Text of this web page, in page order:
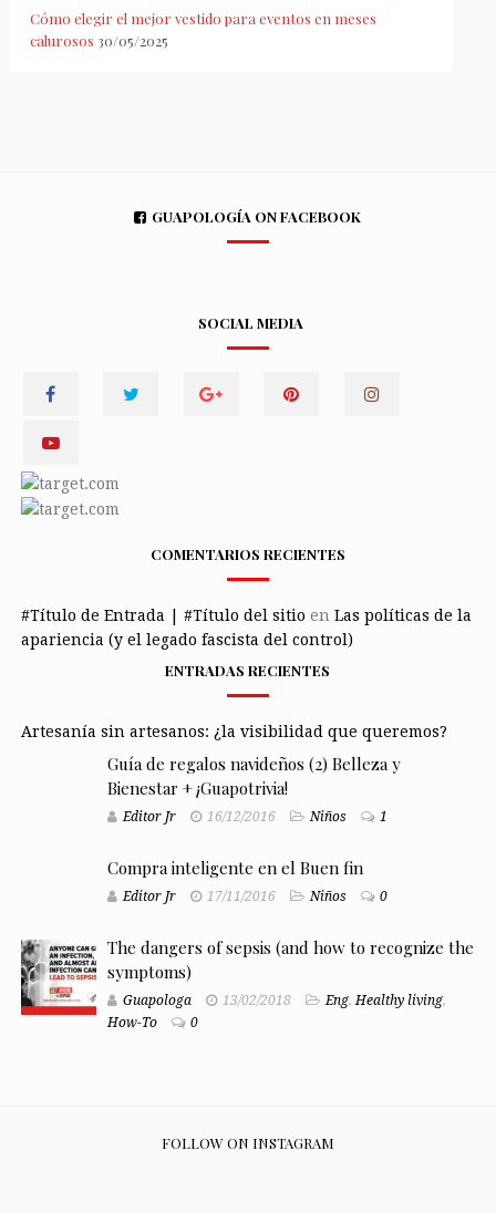
Cómo elegir el mejor vestido para eventos en meses
calurosos 30/05/2025
GUAPOLOGÍA ON FACEBOOK
SOCIAL MEDIA
COMENTARIOS RECIENTES
#Título de Entrada | #Título del sitio en Las políticas de la
apariencia (y el legado fascista del control)
ENTRADAS RECIENTES
Artesanía sin artesanos: ¿la visibilidad que queremos?
Guía de regalos navideños (2) Belleza y
Bienestar + ¡Guapotrivia!
Editor Jr 16/12/2016 Niños 1
Compra inteligente en el Buen fin
Editor Jr 17/11/2016 Niños 0
The dangers of sepsis (and how to recognize the
symptoms)
Guapologa 13/02/2018 Eng,Healthy living,
How-To
0
FOLLOW ON INSTAGRAM